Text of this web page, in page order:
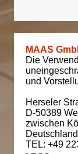
MAAS
Die
und
Herseler
D-50389
zwischen
Deutschland
TEL: +49